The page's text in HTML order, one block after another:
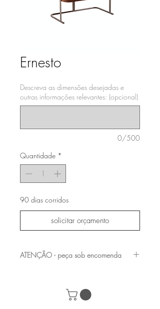
Ernesto
Descreva as dimensões desejadas e
outras informações relevantes: (opcional)
0/500
Quantidade *
90 dias corridos
solicitar orçamento
ATENÇÃO - peça sob encomenda